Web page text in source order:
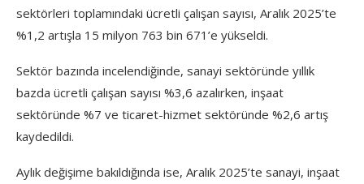
sektörleri toplamındaki ücretli çalışan sayısı, Aralık 2025’te
%1,2 artışla 15 milyon 763 bin 671’e yükseldi.
Sektör bazında incelendiğinde, sanayi sektöründe yıllık
bazda ücretli çalışan sayısı %3,6 azalırken, inşaat
sektöründe %7 ve ticaret-hizmet sektöründe %2,6 artış
kaydedildi.
Aylık değişime bakıldığında ise, Aralık 2025’te sanayi, inşaat